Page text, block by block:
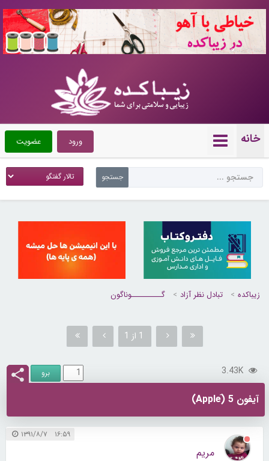
10724206
خانه عضویت ورود
زیباکده تبادل نظر آزاد گــــــــــوناگون
1 از 1
3.43K
آیفون 5 (َApple)
۱۶:۵۹ ۱۳۹۱/۸/۷
مریم